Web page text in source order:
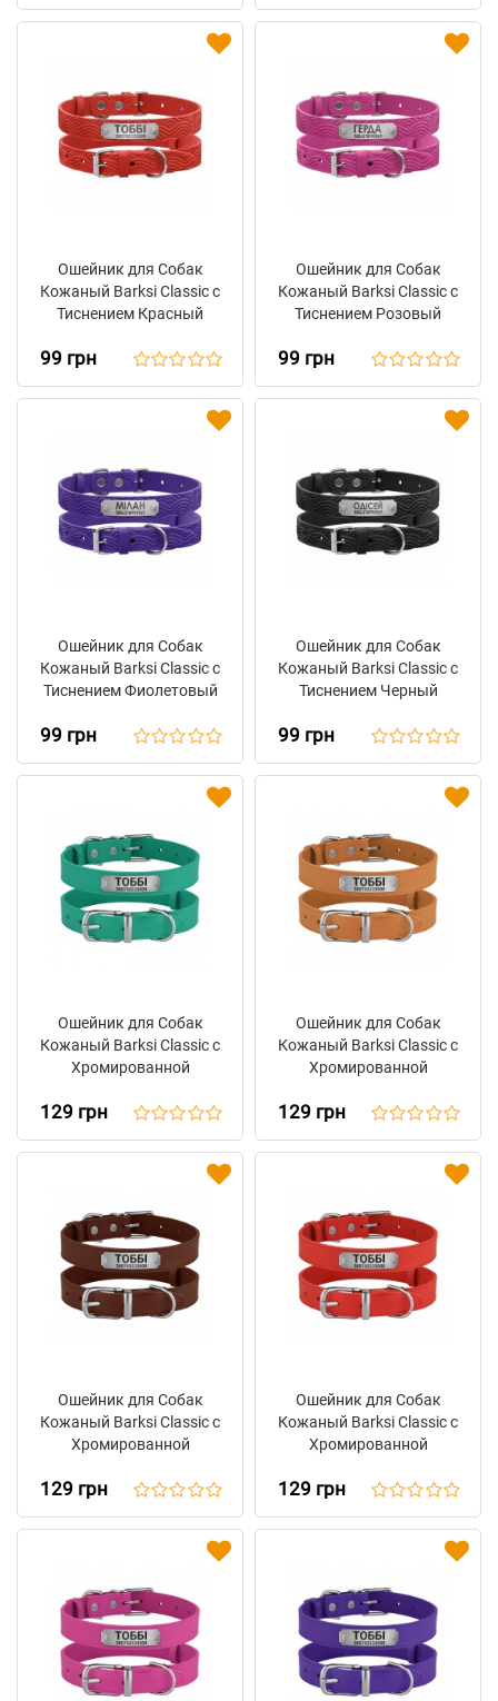
Ошейник для Собак
Кожаный Barksi Classic с
Тиснением Красный
99 грн
Ошейник для Собак
Кожаный Barksi Classic с
Тиснением Розовый
99 грн
Ошейник для Собак
Кожаный Barksi Classic с
Тиснением Фиолетовый
99 грн
Ошейник для Собак
Кожаный Barksi Classic с
Тиснением Черный
99 грн
Ошейник для Собак
Кожаный Barksi Classic с
Хромированной
129 грн
Ошейник для Собак
Кожаный Barksi Classic с
Хромированной
129 грн
Ошейник для Собак
Кожаный Barksi Classic с
Хромированной
Коричневый
129 грн
Ошейник для Собак
Кожаный Barksi Classic с
Хромированной
129 грн